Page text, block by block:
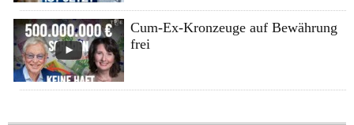
Cum-Ex-Kronzeuge auf Bewährung
frei